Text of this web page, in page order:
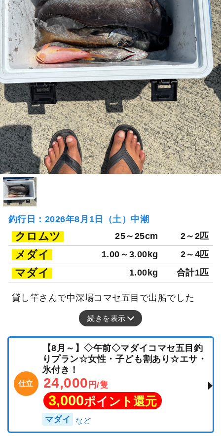
釣行日：2026年8月1日（土）中潮
クロムツ 25～25cm 2～2匹
メダイ 1.00～3.00kg 2～4匹
マダイ 1.00kg 合計1匹
貸し竿さんで中深場コマセ五目で出船でした
続きを表示
仕立
【8月～】◇午前◇マダイコマセ五目釣
りプラン☆女性・子ども割あり☆エサ・
氷付き！
24,000 円/隻
3,000ポイント還元
マダイ